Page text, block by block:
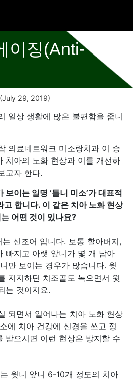
이징(Anti-
(July 29, 2019)
일상 생활에 많은 불편함을 줍니
의료네트워크 미소랑치과 이 승
치아의 노화 현상과 이를 개선하
고자 한다.
보이는 일명 ‘틀니 미소’가 대표적
고 합니다. 이 같은 치아 노화 현상
어떤 것이 있나요?
신조어 입니다. 보통 할아버지,
빠지고 아랫 앞니가 몇 개 남아
만 보이는 경우가 많습니다. 윗
지지하던 치조골도 녹으면서 윗
는 것이지요.
되면서 일어나는 치아 노화 현상
에 치아 건강에 신경을 쓰고 정
받으시면 이런 현상은 방지할 수
윗니 앞니 6-10개 정도의 치아